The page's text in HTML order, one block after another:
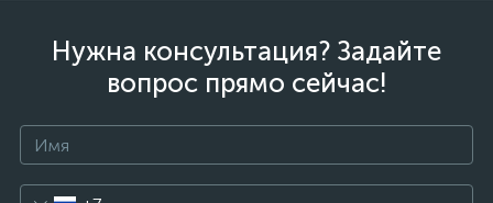
Нужна консультация? Задайте
вопрос прямо сейчас!